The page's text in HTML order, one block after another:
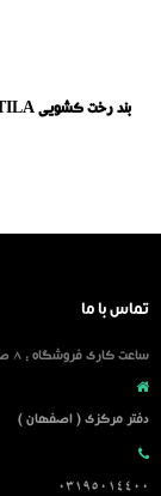
بند رخت کشویی STILA
تماس با ما
ساعت کاری فروشگاه : 8 صبح لغایت 3 بعدازظهر
دفتر مرکزی ( اصفهان )
03195014400